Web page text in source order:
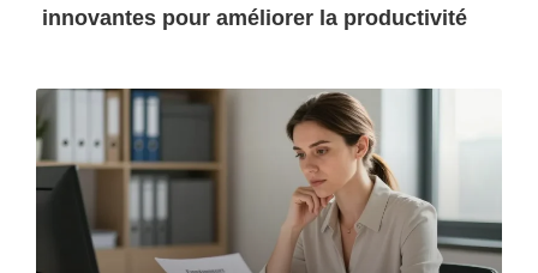
innovantes pour améliorer la productivité